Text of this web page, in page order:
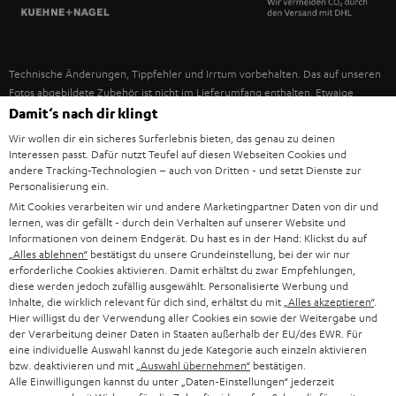
NEUHEITEN
UNSER MANAGEMENT
UNSERE WERTE
BILDUNGSRABATT
GESCHENKGUTSCHEIN
BARRIEREFREIHEIT
USA
WEITERE LÄNDER
Technische Änderungen, Tippfehler und Irrtum vorbehalten. Das auf unseren
Fotos abgebildete Zubehör ist nicht im Lieferumfang enthalten. Etwaige
Entsorgungsgebühren für Batterien sind im Preis inbegriffen.
©2026 Lautsprecher Teufel GmbH - All rights reserved.
Impressum AGB
Vertrag widerrufen
Damit‘s nach dir klingt
Wir wollen dir ein sicheres Surferlebnis bieten, das genau zu deinen
Interessen passt. Dafür nutzt Teufel auf diesen Webseiten Cookies und
andere Tracking-Technologien – auch von Dritten - und setzt Dienste zur
Personalisierung ein.
Mit Cookies verarbeiten wir und andere Marketingpartner Daten von dir und
lernen, was dir gefällt - durch dein Verhalten auf unserer Website und
Informationen von deinem Endgerät. Du hast es in der Hand: Klickst du auf
„Alles ablehnen“ bestätigst du unsere Grundeinstellung, bei der wir nur
erforderliche Cookies aktivieren. Damit erhältst du zwar Empfehlungen,
diese werden jedoch zufällig ausgewählt. Personalisierte Werbung und
Inhalte, die wirklich relevant für dich sind, erhältst du mit „Alles akzeptieren“.
Hier willigst du der Verwendung aller Cookies ein sowie der Weitergabe und
der Verarbeitung deiner Daten in Staaten außerhalb der EU/des EWR. Für
eine individuelle Auswahl kannst du jede Kategorie auch einzeln aktivieren
bzw. deaktivieren und mit „Auswahl übernehmen“ bestätigen.
Alle Einwilligungen kannst du unter „Daten-Einstellungen“ jederzeit